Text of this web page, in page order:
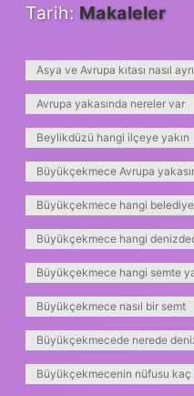
Tarih: Makaleler
Asya ve Avrupa kıtası nasıl
Avrupa yakasında nereler var
Beylikdüzü hangi ilçeye yakın
Büyükçekmece Avrupa
Büyükçekmece hangi
Büyükçekmece hangi
Büyükçekmece hangi semte
Büyükçekmece nasıl bir semt
Büyükçekmecede nerede
Büyükçekmecenin nüfusu kaç